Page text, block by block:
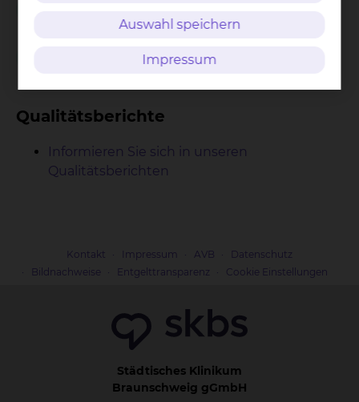
interstitiellen Lungenerkrankungen
Endoskopische Lungenvolumenreduktion
Qualitätsberichte
Informieren Sie sich in unseren
Qualitätsberichten
Kontakt Impressum AVB
Datenschutz
Bildnachweise
Entgelttransparenz Cookie Einstellungen
Städtisches Klinikum
Braunschweig gGmbH
Auswahl speichern
Impressum